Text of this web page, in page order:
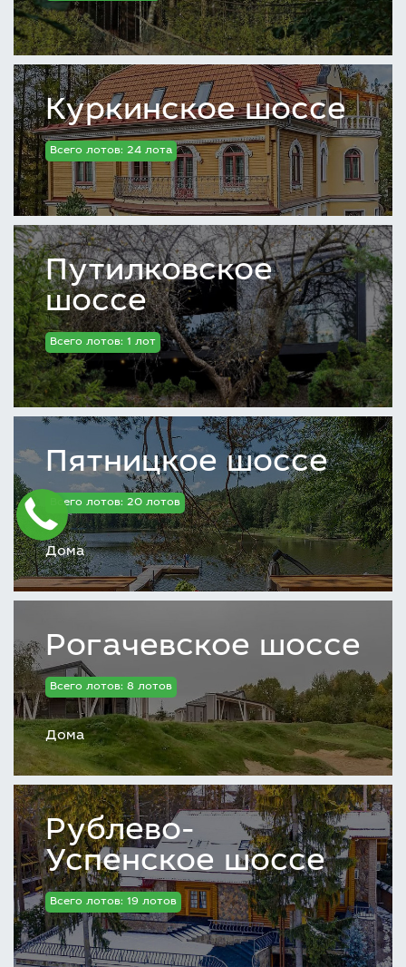
Куркинское шоссе
Всего лотов: 24 лота
Путилковское
шоссе
Всего лотов: 1 лот
Пятницкое шоссе
Всего лотов: 20 лотов
Дома
Рогачевское шоссе
Всего лотов: 8 лотов
Дома
Рублево-
Успенское шоссе
Всего лотов: 19 лотов